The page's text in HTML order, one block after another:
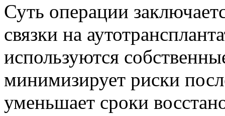
Суть операции
связки на
используются
минимизирует риски
уменьшает сроки